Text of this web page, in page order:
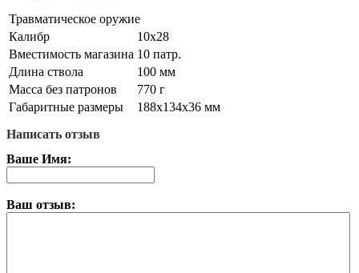
Травматическое оружие
Калибр
10х28
Вместимость магазина 10 патр.
Длина ствола
100 мм
Масса без патронов
770 г
Габаритные размеры
188х134х36 мм
Написать отзыв
Ваше Имя:
Ваш отзыв: